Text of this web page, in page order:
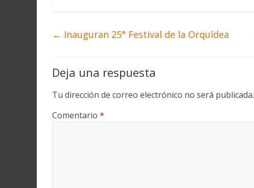
← Inauguran 25° Festival de la Orquídea
Deja una respuesta
Tu dirección de correo electrónico no será publicada.
Comentario *